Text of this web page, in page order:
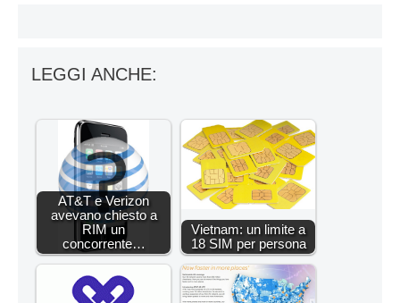
LEGGI ANCHE:
AT&T e Verizon
avevano chiesto a
RIM un
concorrente…
Vietnam: un limite a
18 SIM per persona